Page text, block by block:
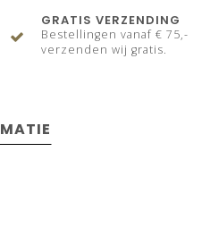
GRATIS VERZENDING
Bestellingen vanaf € 75,-
verzenden wij gratis.